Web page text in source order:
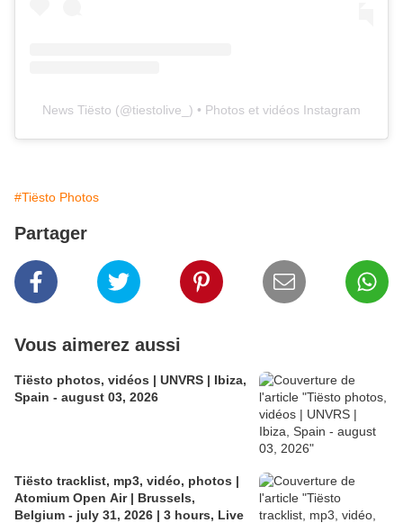
News Tiësto (@tiestolive_ ) • Photos et vidéos Instagram
#Tiësto Photos
Partager
Vous aimerez aussi
Tiësto photos, vidéos | UNVRS | Ibiza,
Spain - august 03, 2026
Tiësto tracklist, mp3, vidéo, photos |
Atomium Open Air | Brussels,
Belgium - july 31, 2026 | 3 hours, Live